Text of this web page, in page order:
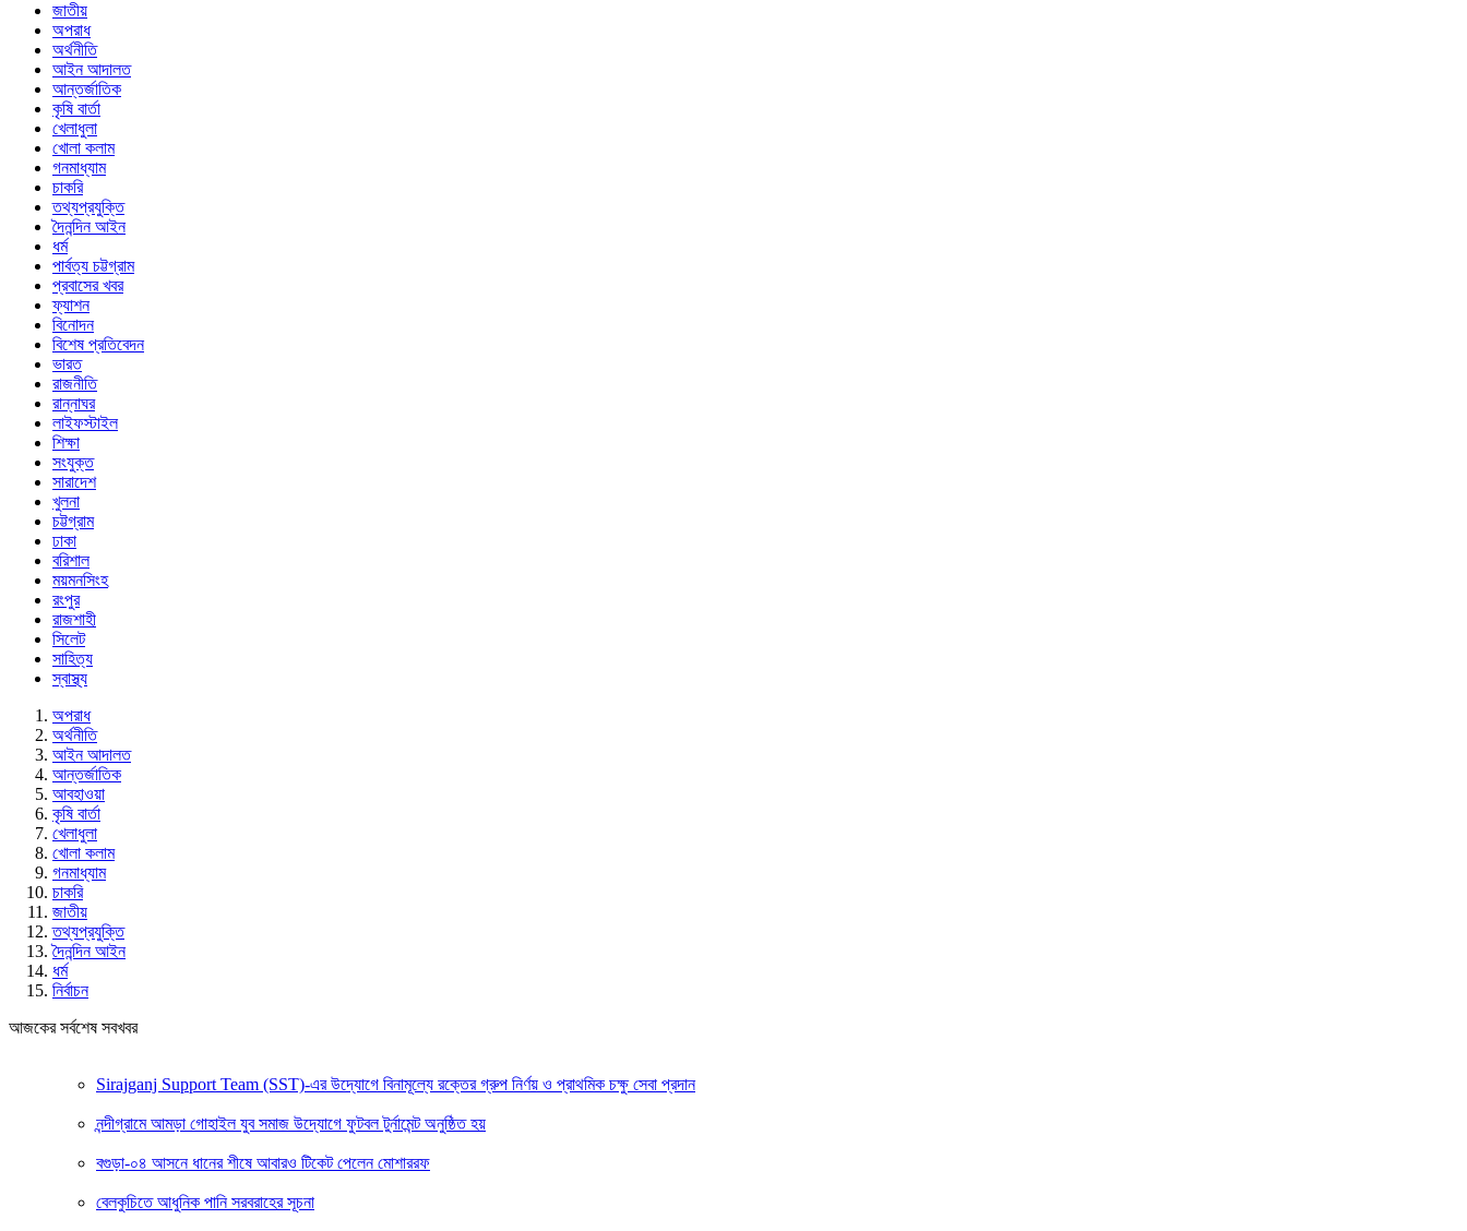
জাতীয়
অপরাধ
অর্থনীতি
আইন আদালত
আন্তর্জাতিক
কৃষি বার্তা
খেলাধুলা
খোলা কলাম
গনমাধ্যাম
চাকরি
তথ্যপ্রযুক্তি
দৈনন্দিন আইন
ধর্ম
পার্বত্য চট্টগ্রাম
প্রবাসের খবর
ফ্যাশন
বিনোদন
বিশেষ প্রতিবেদন
ভারত
রাজনীতি
রান্নাঘর
লাইফস্টাইল
শিক্ষা
সংযুক্ত
সারাদেশ
খুলনা
চট্টগ্রাম
ঢাকা
বরিশাল
ময়মনসিংহ
রংপুর
রাজশাহী
সিলেট
সাহিত্য
স্বাস্থ্য
অপরাধ
অর্থনীতি
আইন আদালত
আন্তর্জাতিক
আবহাওয়া
কৃষি বার্তা
খেলাধুলা
খোলা কলাম
গনমাধ্যাম
চাকরি
জাতীয়
তথ্যপ্রযুক্তি
দৈনন্দিন আইন
ধর্ম
নির্বাচন
আজকের সর্বশেষ সবখবর
Sirajganj Support Team (SST)-এর উদ্যোগে বিনামূল্যে রক্তের গ্রুপ নির্ণয় ও প্রাথমিক চক্ষু সেবা প্রদান
নন্দীগ্রামে আমড়া গোহাইল যুব সমাজ উদ্যোগে ফুটবল টুর্নামেন্ট অনুষ্ঠিত হয়
বগুড়া-০৪ আসনে ধানের শীষে আবারও টিকেট পেলেন মোশাররফ
বেলকুচিতে আধুনিক পানি সরবরাহের সূচনা